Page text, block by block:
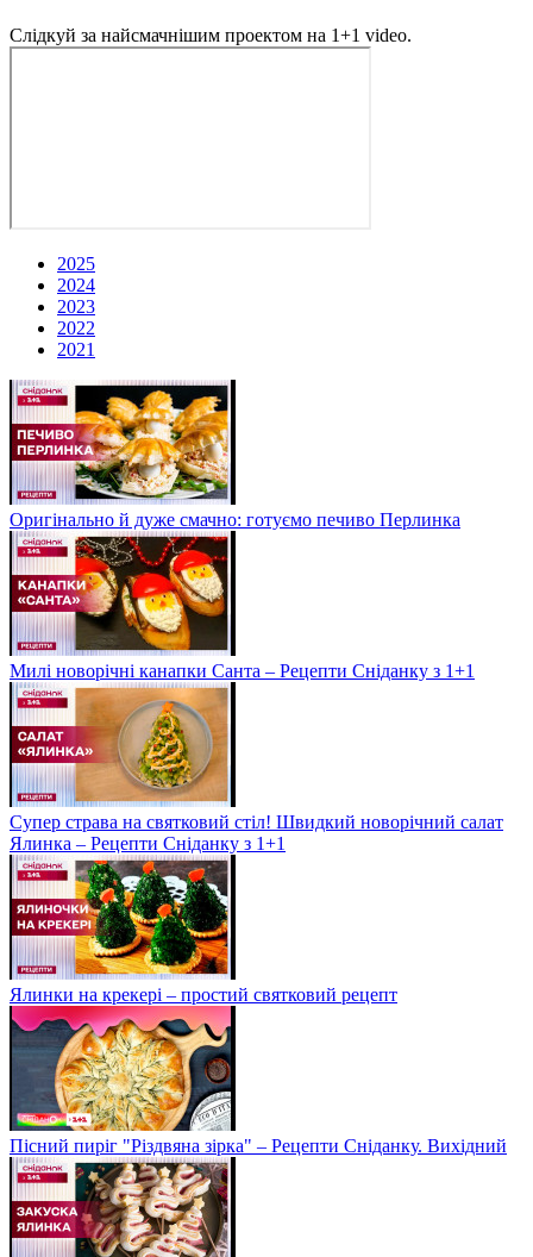
Слідкуй за найсмачнішим проектом на 1+1 video.
2025
2024
2023
2022
2021
Оригінально й дуже смачно: готуємо печиво Перлинка
Милі новорічні канапки Санта – Рецепти Сніданку з 1+1
Супер страва на святковий стіл! Швидкий новорічний салат
Ялинка – Рецепти Сніданку з 1+1
Ялинки на крекері – простий святковий рецепт
Пісний пиріг "Різдвяна зірка" – Рецепти Сніданку. Вихідний